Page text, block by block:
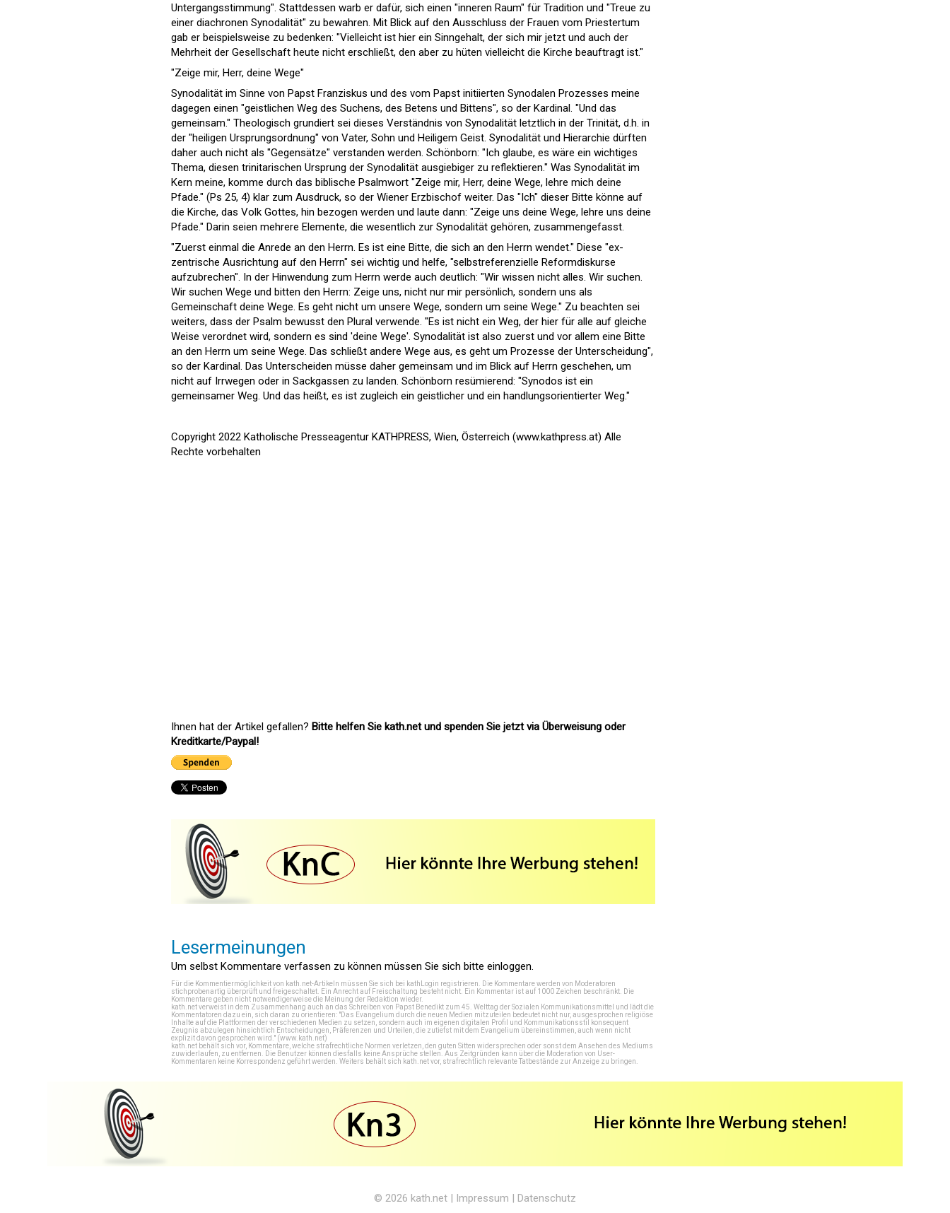
Untergangsstimmung". Stattdessen warb er dafür, sich einen "inneren Raum" für Tradition und "Treue zu
einer diachronen Synodalität" zu bewahren. Mit Blick auf den Ausschluss der Frauen vom Priestertum
gab er beispielsweise zu bedenken: "Vielleicht ist hier ein Sinngehalt, der sich mir jetzt und auch der
Mehrheit der Gesellschaft heute nicht erschließt, den aber zu hüten vielleicht die Kirche beauftragt ist."
"Zeige mir, Herr, deine Wege"
Synodalität im Sinne von Papst Franziskus und des vom Papst initiierten Synodalen Prozesses meine
dagegen einen "geistlichen Weg des Suchens, des Betens und Bittens", so der Kardinal. "Und das
gemeinsam." Theologisch grundiert sei dieses Verständnis von Synodalität letztlich in der Trinität, d.h. in
der "heiligen Ursprungsordnung" von Vater, Sohn und Heiligem Geist. Synodalität und Hierarchie dürften
daher auch nicht als "Gegensätze" verstanden werden. Schönborn: "Ich glaube, es wäre ein wichtiges
Thema, diesen trinitarischen Ursprung der Synodalität ausgiebiger zu reflektieren." Was Synodalität im
Kern meine, komme durch das biblische Psalmwort "Zeige mir, Herr, deine Wege, lehre mich deine
Pfade." (Ps 25, 4) klar zum Ausdruck, so der Wiener Erzbischof weiter. Das "Ich" dieser Bitte könne auf
die Kirche, das Volk Gottes, hin bezogen werden und laute dann: "Zeige uns deine Wege, lehre uns deine
Pfade." Darin seien mehrere Elemente, die wesentlich zur Synodalität gehören, zusammengefasst.
"Zuerst einmal die Anrede an den Herrn. Es ist eine Bitte, die sich an den Herrn wendet." Diese "ex-
zentrische Ausrichtung auf den Herrn" sei wichtig und helfe, "selbstreferenzielle Reformdiskurse
aufzubrechen". In der Hinwendung zum Herrn werde auch deutlich: "Wir wissen nicht alles. Wir suchen.
Wir suchen Wege und bitten den Herrn: Zeige uns, nicht nur mir persönlich, sondern uns als
Gemeinschaft deine Wege. Es geht nicht um unsere Wege, sondern um seine Wege." Zu beachten sei
weiters, dass der Psalm bewusst den Plural verwende. "Es ist nicht ein Weg, der hier für alle auf gleiche
Weise verordnet wird, sondern es sind 'deine Wege'. Synodalität ist also zuerst und vor allem eine Bitte
an den Herrn um seine Wege. Das schließt andere Wege aus, es geht um Prozesse der Unterscheidung",
so der Kardinal. Das Unterscheiden müsse daher gemeinsam und im Blick auf Herrn geschehen, um
nicht auf Irrwegen oder in Sackgassen zu landen. Schönborn resümierend: "Synodos ist ein
gemeinsamer Weg. Und das heißt, es ist zugleich ein geistlicher und ein handlungsorientierter Weg."
Copyright 2022 Katholische Presseagentur KATHPRESS, Wien, Österreich (www.kathpress.at) Alle
Rechte vorbehalten
Ihnen hat der Artikel gefallen? Bitte helfen Sie kath.net und spenden Sie jetzt via Überweisung oder
Kreditkarte/Paypal!
Lesermeinungen
Um selbst Kommentare verfassen zu können müssen Sie sich bitte einloggen.
Für die Kommentiermöglichkeit von kath.net-Artikeln müssen Sie sich bei kathLogin registrieren . Die Kommentare werden von Moderatoren
stichprobenartig überprüft und freigeschaltet. Ein Anrecht auf Freischaltung besteht nicht. Ein Kommentar ist auf 1000 Zeichen beschränkt. Die
Kommentare geben nicht notwendigerweise die Meinung der Redaktion wieder.
kath.net verweist in dem Zusammenhang auch an das Schreiben von Papst Benedikt zum 45. Welttag der Sozialen Kommunikationsmittel und lädt die
Kommentatoren dazu ein, sich daran zu orientieren: "Das Evangelium durch die neuen Medien mitzuteilen bedeutet nicht nur, ausgesprochen religiöse
Inhalte auf die Plattformen der verschiedenen Medien zu setzen, sondern auch im eigenen digitalen Profil und Kommunikationsstil konsequent
Zeugnis abzulegen hinsichtlich Entscheidungen, Präferenzen und Urteilen, die zutiefst mit dem Evangelium übereinstimmen, auch wenn nicht
explizit davon gesprochen wird." (www.kath.net)
kath.net behält sich vor, Kommentare, welche strafrechtliche Normen verletzen, den guten Sitten widersprechen oder sonst dem Ansehen des Mediums
zuwiderlaufen, zu entfernen. Die Benutzer können diesfalls keine Ansprüche stellen. Aus Zeitgründen kann über die Moderation von User-
Kommentaren keine Korrespondenz geführt werden. Weiters behält sich kath.net vor, strafrechtlich relevante Tatbestände zur Anzeige zu bringen.
© 2026 kath.net | Impressum | Datenschutz